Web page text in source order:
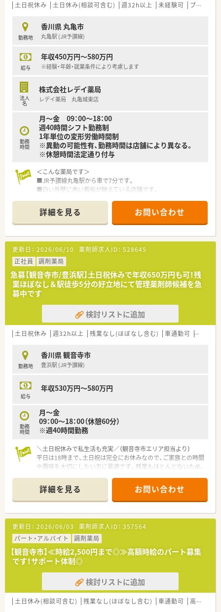
■薬剤師は常勤2名・パート2名体制
＜法人特徴＞
む病院を目指して、地域に密着した医療を提供しています。
■地域医療機関として、急性期から回復期までの、リハビリテー
■地域の保健、福祉、医療機関との密接な連携を行い、地域社会
に貢献し、常に研鑽を行い、安全管理に最大の努力を払い、安心
できる医療の提供を目指しています。
＜こんな方にもオススメ＞
■地域密着型の病院で勤務を希望する方
等々…
少しでも気になった方はお問い合わせくださいませ
土日祝休み 土日休み(相談可含む) 週32h以上 未経験可 ブランク可
勤務地
香川県 丸亀市
丸亀駅 (JR予讃線)
給与
年収450万円～580万円
※経験・年齢・就業条件により考慮します
法人
名
株式会社レデイ薬局
レデイ薬局 丸亀城東店
勤務
時間
月～金 09：00～18：00
週40時間シフト勤務制
1年単位の変形労働時間制
※異動の可能性有、勤務時間は店舗により異なる。
※休憩時間法定通り付与
＜こんな薬局です＞
■JR予讃線丸亀駅から車で7分です。
■白い外壁に赤い看板が映えている店舗です。
患者様まが座って話を聞ける様に
椅子を設置しています。
■温かみのある待合スペースです。
■調剤室は広いスペースを確保しています。
■漢方製剤の取り扱いもございます。
■分包機（円盤）もございます。
＜業務内容＞
■総合科目を応需しています。
■処方箋枚数は1日あたり平均60枚/日。
薬剤師は3名在籍しています。
■調剤・投薬・監査・OTC販売など
薬剤師業務全般をお願い致します。
■在宅業務の対応はございません。
■ご入職後は現場にてOJT研修を行います。
■環境の変化に応じ、ステージに合った
研修を実施しております。
応じて準備しております。
実技研修では実際の業務さながらの体験とともに、
仕事への理解を深めることが出来ます。
＜法人特徴＞
「フジでのお買い物のついでにあのお薬や化粧品を…」
というお客様の生活シーンに対応したインストア型、
そのインストア型の中でも化粧品を専門に扱う
合わせた店舗展開をしております。
■愛媛県を中心に四国・中国エリアに
228店舗展開しております。
■様々な福利厚生制度で、
業界トップクラスの満足度を誇っております。
誰もが安心して働ける職場づくりを目指しています。
■地域のお客様と共に取り組む地域支援・
社会貢献活動も活発に行っております。
＜こんな方にもオススメ＞
■将来性も安心できる大手で長く勤めたい方
■今後転居の可能性があるけど、転職はしたくない方
■総合科目の門前で幅広い知識を身に付けたい方
詳細を見る お問い合わせ
更新日： 2026/06/10 薬剤師求人ID： 528645
正社員
調剤薬局
急募【観音寺市/豊浜駅】土日祝休みで年収650万円も可！残
業ほぼなし＆駅徒歩5分の好立地にて管理薬剤師候補を急
募中です
検討リストに追加
土日祝休み 週32h以上 残業なし(ほぼなし含む) 車通勤可 管理薬
勤務地
香川県 観音寺市
豊浜駅 (JR予讃線)
給与
年収530万円～580万円
勤務
時間
月～金
09：00～18：00（休憩60分）
※週40時間勤務
＼土日祝休みで私生活も充実／（観音寺市エリア担当より）
平日は18時まで、土日祝は完全にお休みなので、ご家族との時間
や趣味を大切にしたい方に最適です。残業もほとんどないため、
【店舗情報と応需状況について】
■JR予讃線の豊浜駅から徒歩5分の場所に位置しており、電車通
勤だけでなく自家用車でのマイカー通勤も可能な便利な立地で
す。
■近隣にある総合病院から多科目の処方箋を応需しているため、
幅広い疾患や薬学管理についての実践的な知識を習得できる環
境です。
■1日の処方箋枚数は15枚から20枚程度と比較的落ち着いてお
り、患者様一人ひとりとゆとりを持って対話することが可能とな
ります。
【法人特徴について】
■観音寺市を中心に複数店舗を展開している地域密着型の法人
詳細を見る お問い合わせ
更新日： 2026/06/03 薬剤師求人ID： 357564
パート・アルバイト
調剤薬局
【観音寺市】≪時給2,500円まで◎≫高額時給のパート募集
です！サポート体制◎
検討リストに追加
土日休み(相談可含む) 残業なし(ほぼなし含む) 車通勤可 高時給(2,500円以上)